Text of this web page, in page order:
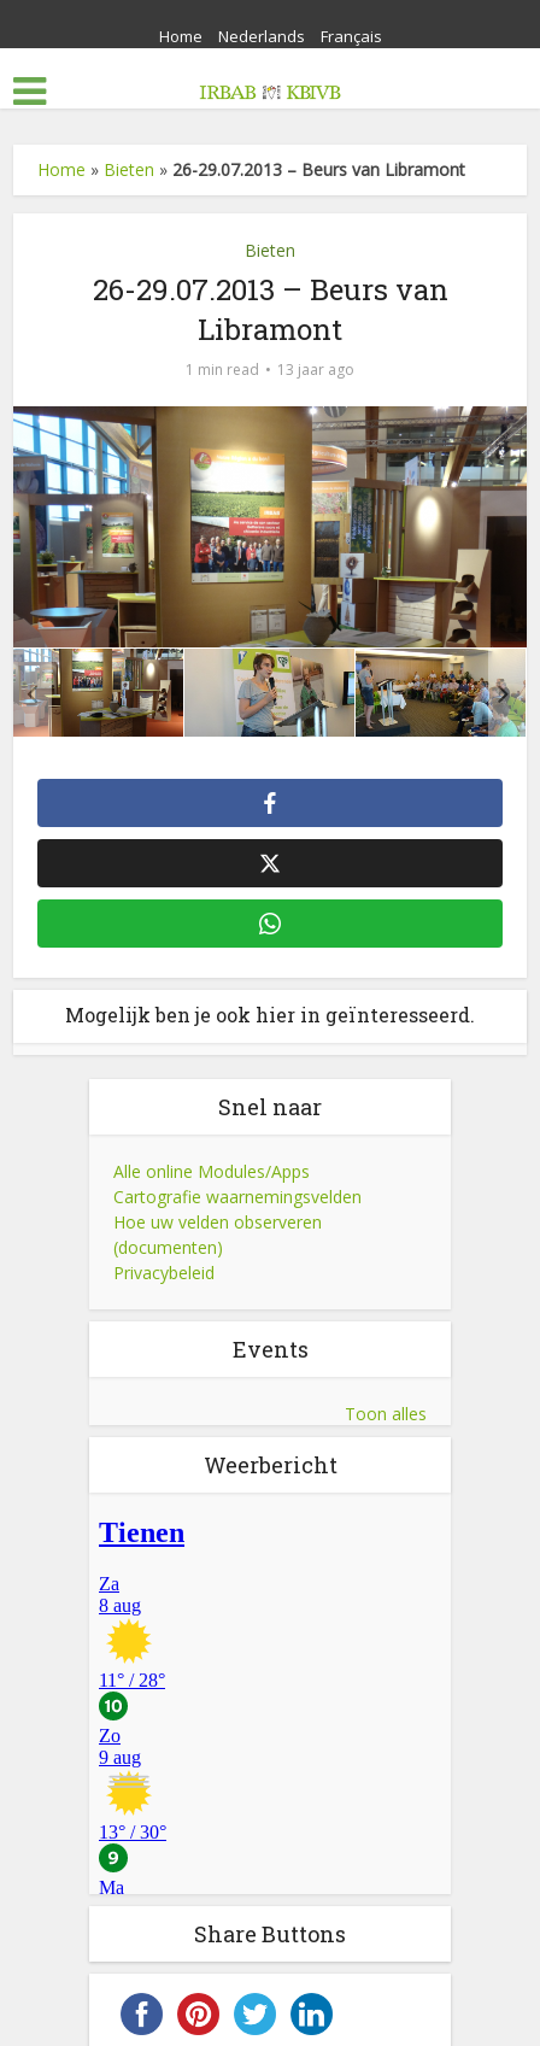
Home Nederlands Français
Home » Bieten » 26-29.07.2013 – Beurs van Libramont
Bieten
26-29.07.2013 – Beurs van
Libramont
1 min read 13 jaar ago
Mogelijk ben je ook hier in geïnteresseerd.
Snel naar
Alle online Modules/Apps
Cartografie waarnemingsvelden
Hoe uw velden observeren
(documenten)
Privacybeleid
Events
Toon alles
Weerbericht
Share Buttons